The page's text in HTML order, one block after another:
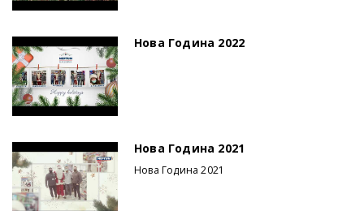
Нова Година 2022
Нова Година 2021
Нова Година 2021